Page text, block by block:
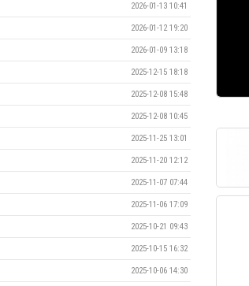
2026-01-13 10:41
2026-01-12 19:20
2026-01-09 13:18
2025-12-15 18:18
2025-12-08 15:48
2025-12-08 10:45
2025-11-25 13:01
2025-11-20 12:12
2025-11-07 07:44
2025-11-06 17:09
2025-10-21 09:43
2025-10-15 16:32
2025-10-06 14:30